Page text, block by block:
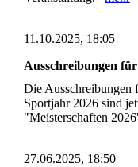
11.10.2025, 18:05
Ausschreibungen
Die Ausschreibungen
Sportjahr 2026 sind
"Meisterschaften
27.06.2025, 18:50